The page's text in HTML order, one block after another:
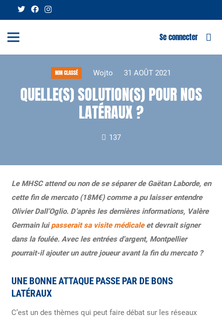
Se connecter
NON CLASSÉ Wojto 31 AOÛT 2021
QUELLE(S) SOLUTION(S) POUR NOS
LATÉRAUX ?
137
Le MHSC attend ou non de se séparer de Gaëtan Laborde, en
cette fin de mercato (18M€) comme a pu laisser entendre
Olivier Dall’Oglio. D’après les dernières informations, Valère
Germain luipasserait sa visite médicaleet devrait signer
dans la foulée. Avec les entrées d’argent, Montpellier
pourrait-il ajouter un autre joueur avant la fin du mercato ?
UNE BONNE ATTAQUE PASSE PAR DE BONS
LATÉRAUX
C’est un des thèmes qui peut faire débat sur les réseaux